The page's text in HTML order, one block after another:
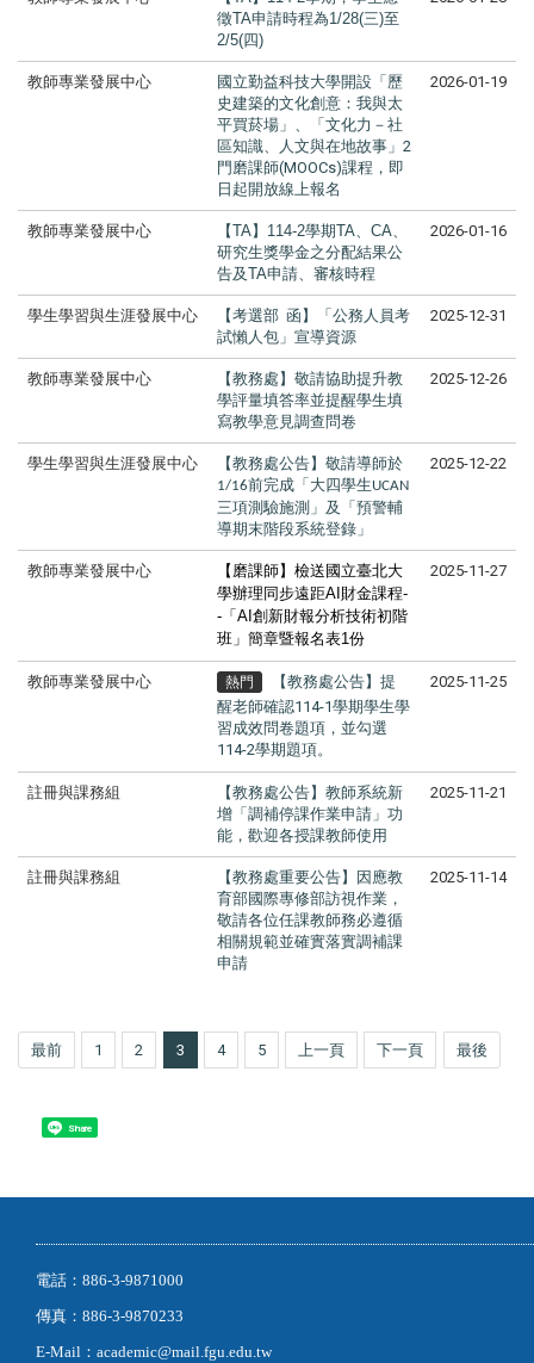
徵TA申請時程為1/28(三)至
2/5(四)
教師專業發展中心
國立勤益科技大學開設「歷
史建築的文化創意：我與太
平買菸場」、「文化力－社
區知識、人文與在地故事」2
門磨課師(MOOCs)課程，即
日起開放線上報名
2026-01-19
教師專業發展中心
【TA】114-2學期TA、CA、
研究生獎學金之分配結果公
告及TA申請、審核時程
2026-01-16
學生學習與生涯發展中心
【考選部 函】「公務人員考
試懶人包」宣導資源
2025-12-31
教師專業發展中心
【教務處】敬請協助提升教
學評量填答率並提醒學生填
寫教學意見調查問卷
2025-12-26
學生學習與生涯發展中心 【教務處公告】 敬請導師於
1/16前完成「大四學生UCAN
三項測驗施測」及「預警輔
導期末階段系統登錄」
2025-12-22
教師專業發展中心
【磨課師】檢送國立臺北大
學辦理同步遠距AI財金課程-
-「AI創新財報分析技術初階
班」簡章暨報名表1份
2025-11-27
教師專業發展中心 熱門
【教務處公告】提
醒老師確認114-1學期學生學
習成效問卷題項，並勾選
114-2學期題項。
2025-11-25
註冊與課務組
【教務處公告】教師系統新
增「調補停課作業申請」功
能，歡迎各授課教師使用
2025-11-21
註冊與課務組
【教務處重要公告】因應教
育部國際專修部訪視作業，
敬請各位任課教師務必遵循
相關規範並確實落實調補課
申請
2025-11-14
最前 1 2 3 4 5 上一頁 下一頁 最後
Share
電話：886-3-9871000
傳真：886-3-9870233
E-Mail：academic@mail.fgu.edu.tw